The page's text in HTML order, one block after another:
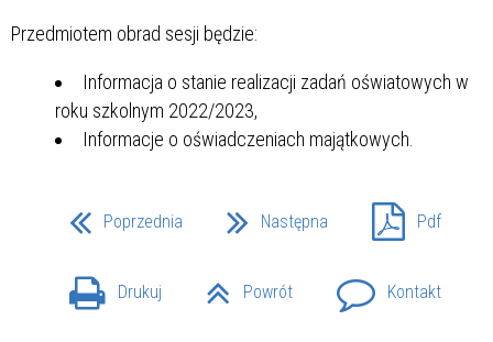
Przedmiotem obrad sesji będzie:
Informacja o stanie realizacji zadań oświatowych w
roku szkolnym 2022/2023,
Informacje o oświadczeniach majątkowych.
Poprzednia Następna Pdf
Drukuj Powrót Kontakt